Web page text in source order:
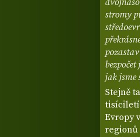
stromy
jak jsme
Stejně
tisíciletí
Evropy
regionů